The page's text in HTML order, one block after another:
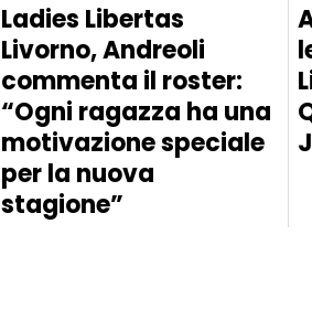
Ladies Libertas
Livorno, Andreoli
commenta il roster:
“Ogni ragazza ha una
motivazione speciale
per la nuova
stagione”